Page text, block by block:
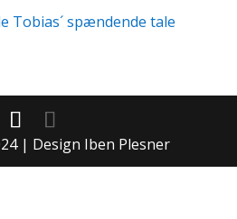
Tobias´ spændende tale
| Design Iben Plesner